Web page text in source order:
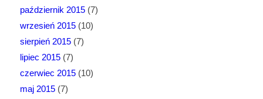
październik 2015(7)
wrzesień 2015(10)
sierpień 2015(7)
lipiec 2015(7)
czerwiec 2015(10)
maj 2015(7)